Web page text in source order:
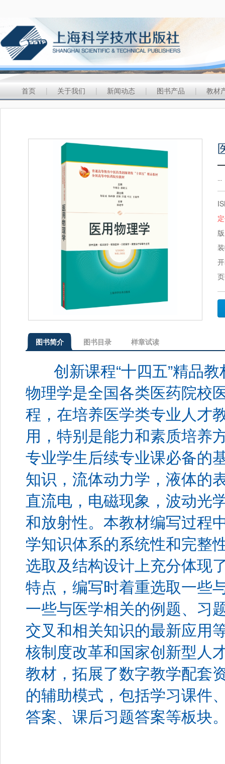
首页 | 关于我们 | 新闻动态 | 图书产品 | 教材
...
图书简介 图书目录 样章试读
创新课程“十四五”精品
物理学是全国各类医药院校
程，在培养医学类专业人才
用，特别是能力和素质培养
专业学生后续专业课必备的
知识，流体动力学，液体的
直流电，电磁现象，波动光
和放射性。本教材编写过程
学知识体系的系统性和完整
选取及结构设计上充分体现
特点，编写时着重选取一些
一些与医学相关的例题、习
交叉和相关知识的最新应用
核制度改革和国家创新型人
教材，拓展了数字教学配套
的辅助模式，包括学习课件
答案、课后习题答案等板块